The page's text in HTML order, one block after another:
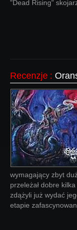
"Dead Rising"
Recenzje :
wymagający zbyt
przeleżał dobre
zdążyli już wydać
etapie